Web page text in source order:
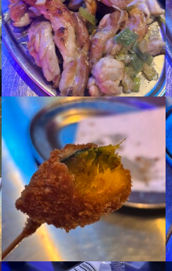
求人を選択する
求人を選択する
ッフ
求人を選択する
ッフ
求人を選択する
ッフ 時給：
る方
な方
しております。1回の面接を経
ねなくご相談ください。
ッセージ
ひお気軽にご応募ください。
おります。